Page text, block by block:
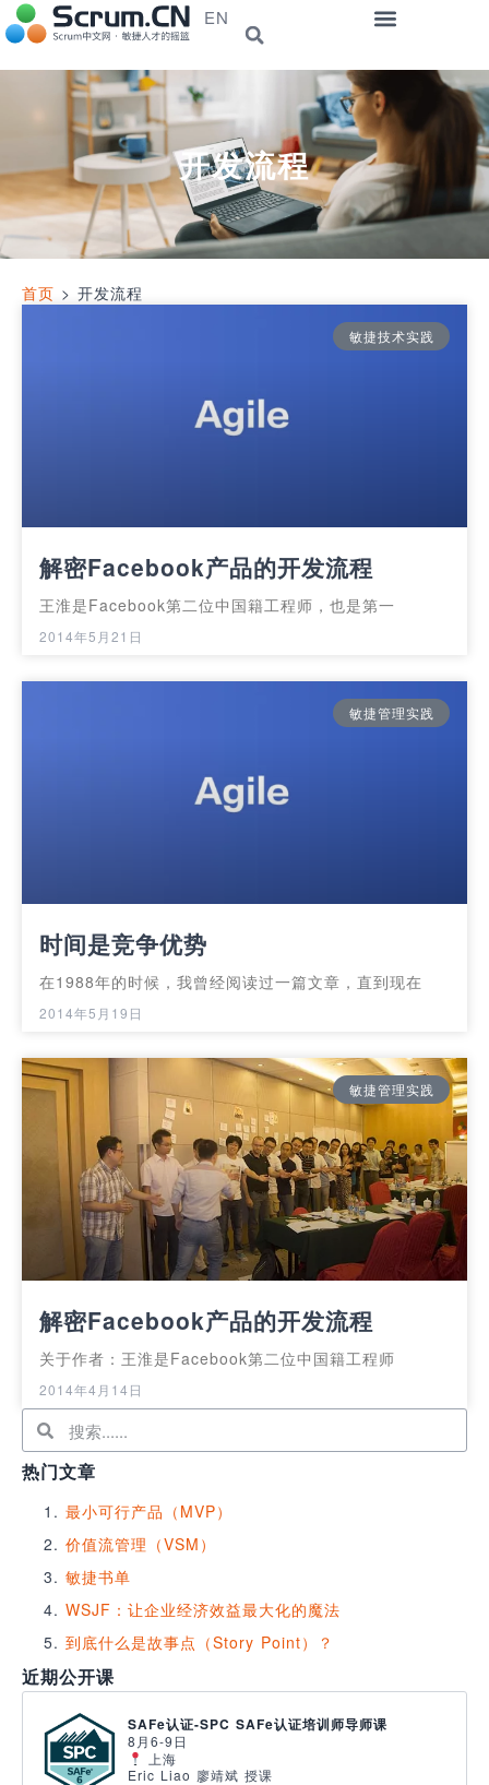
EN
开发流程
首页 > 开发流程
敏捷技术实践
解密Facebook产品的开发流程
王淮是Facebook第二位中国籍工程师，也是第一
2014年5月21日
敏捷管理实践
时间是竞争优势
在1988年的时候，我曾经阅读过一篇文章，直到现在
2014年5月19日
敏捷管理实践
解密Facebook产品的开发流程
关于作者：王淮是Facebook第二位中国籍工程师
2014年4月14日
热门文章
最小可行产品（MVP）
价值流管理（VSM）
敏捷书单
WSJF：让企业经济效益最大化的魔法
到底什么是故事点（Story Point）？
近期公开课
SAFe认证-SPC SAFe认证培训师导师课
8月6-9日
上海
Eric Liao 廖靖斌 授课